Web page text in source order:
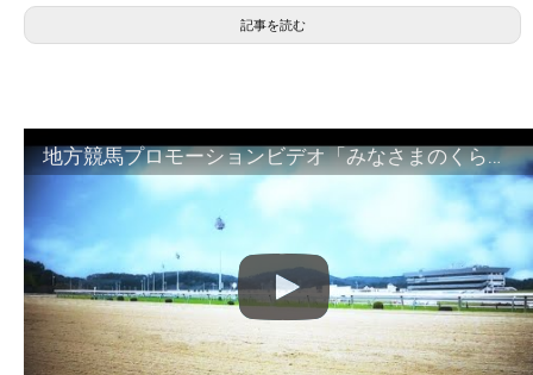
記事を読む
地方競馬プロモーションビデオ「みなさまのくらしのために」30秒篇｜NAR公式